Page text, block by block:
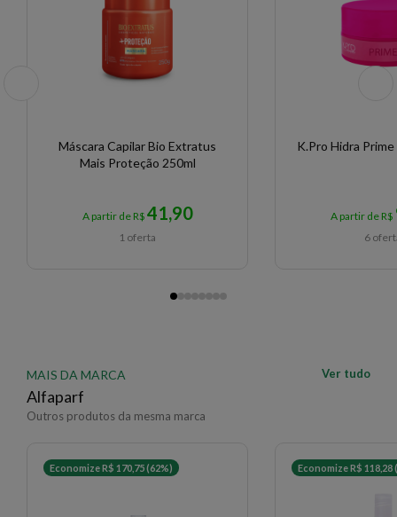
Máscara Capilar Bio Extratus
Mais Proteção 250ml
A partir de R$ 41,90
1 oferta
K.Pro Hidra
A partir de R$
6
MAIS DA MARCA
Alfaparf
Outros produtos da mesma marca
Ver tudo
Economize R$ 170,75 (62%) Economize R$ 118,28